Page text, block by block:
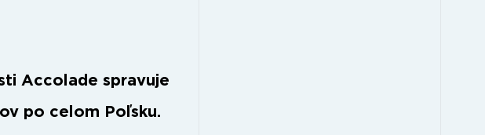
Accolade spravuje
po celom Poľsku.